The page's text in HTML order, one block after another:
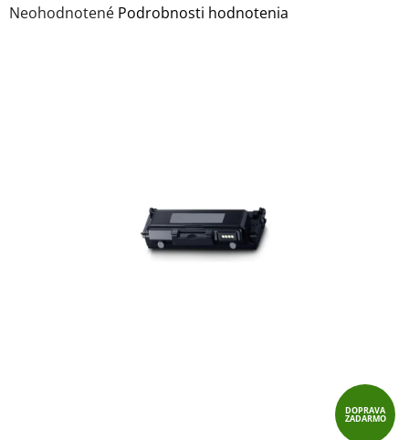
Priemerné
Neohodnotené Podrobnosti hodnotenia
DOPRAVA
ZADARMO